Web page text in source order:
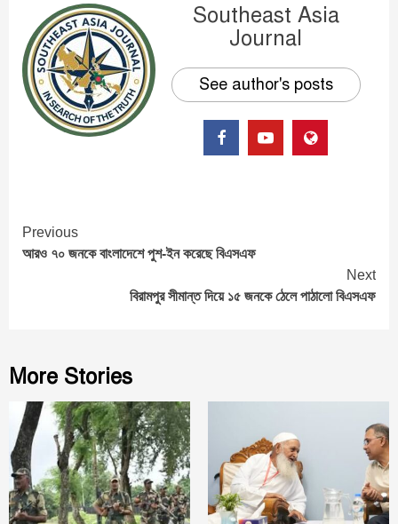
Southeast Asia
Journal
See author's posts
Continue
Reading
Previous
আরও ৭০ জনকে বাংলাদেশে পুশ-ইন করেছে বিএসএফ
Next
বিরামপুর সীমান্ত দিয়ে ১৫ জনকে ঠেলে পাঠালো বিএসএফ
More Stories